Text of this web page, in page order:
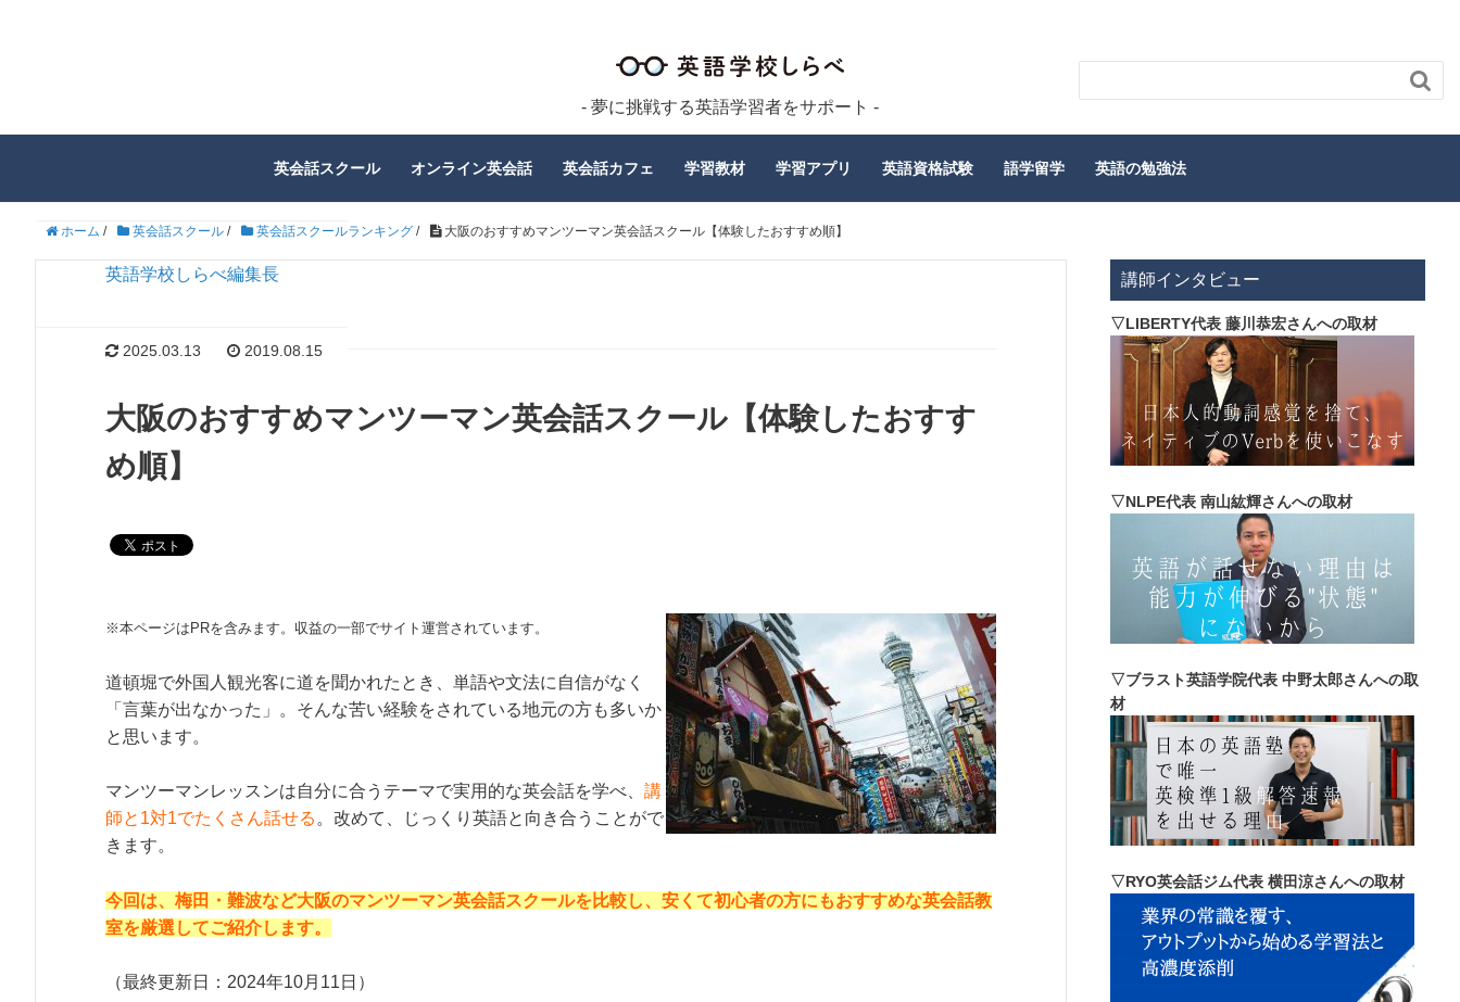
- 夢に挑戦する英語学習者をサポート -

英会話スクール オンライン英会話 英会話カフェ 学習教材 学習アプリ 英語資格試験 語学留学 英語の勉強法
ホーム / 英会話スクール / 英会話スクールランキング / 大阪のおすすめマンツーマン英会話スクール【体験したおすすめ順】
英語学校しらべ編集長
2025.03.13 2019.08.15
大阪のおすすめマンツーマン英会話スクール【体験したおすす
め順】
※本ページはPRを含みます。収益の一部でサイト運営されています。
道頓堀で外国人観光客に道を聞かれたとき、単語や文法に自信がなく
「言葉が出なかった」。そんな苦い経験をされている地元の方も多いか
と思います。
マンツーマンレッスンは自分に合うテーマで実用的な英会話を学べ、 講
師と1対1でたくさん話せる 。改めて、じっくり英語と向き合うことがで
きます。
今回は、梅田・難波など大阪のマンツーマン英会話スクールを比較し、安くて初心者の方にもおすすめな英会話教
室を厳選してご紹介します。
（最終更新日： 2024年10月11日 ）
講師インタビュー
▽LIBERTY代表 藤川恭宏さんへの取材
▽NLPE代表 南山紘輝さんへの取材
▽ブラスト英語学院代表 中野太郎さんへの取
材
▽RYO英会話ジム代表 横田涼さんへの取材